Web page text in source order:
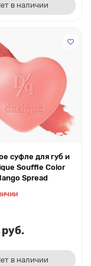
в наличии
суфле для губ и
Souffle Color
Spread
в наличии